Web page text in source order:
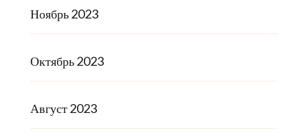
Ноябрь 2023
Октябрь 2023
Август 2023